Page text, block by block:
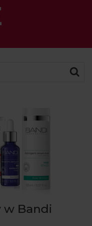
w Bandi